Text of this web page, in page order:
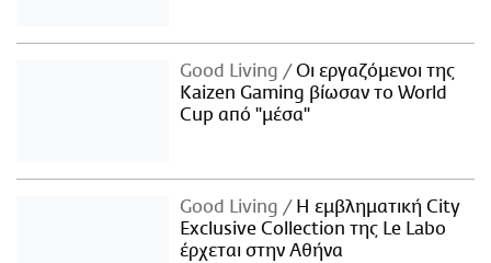
Good Living
Οι εργαζόμενοι της
Kaizen Gaming βίωσαν το World
Cup από "μέσα"
Good Living
Η εμβληματική City
Exclusive Collection της Le Labo
έρχεται στην Αθήνα